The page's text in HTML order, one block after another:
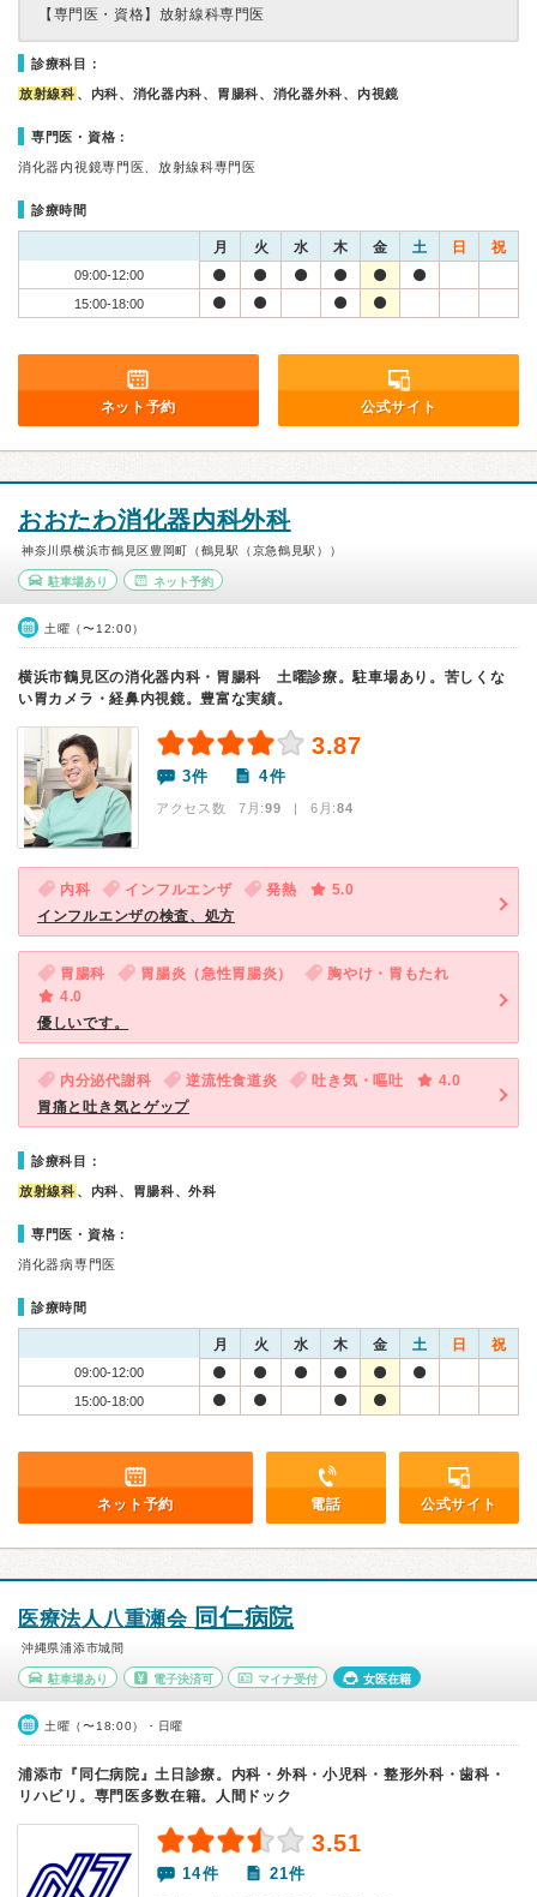
【専門医・資格】 放射線科専門医
診療科目：
放射線科 、内科、消化器内科、胃腸科、消化器外科、内視鏡
専門医・資格：
消化器内視鏡専門医、放射線科専門医
診療時間
月 火 水 木 金 土 日 祝
09:00-12:00
15:00-18:00
ネット予約 公式サイト
おおたわ消化器内科外科
神奈川県横浜市鶴見区豊岡町（鶴見駅（京急鶴見駅））
駐車場あり ネット予約
土曜（〜12:00）
横浜市鶴見区の消化器内科・胃腸科 土曜診療。駐車場あり。苦しくな
い胃カメラ・経鼻内視鏡。豊富な実績。
3.87
3件 4件
アクセス数 7月:99 | 6月:84
内科 インフルエンザ 発熱
5.0
インフルエンザの検査、処方
胃腸科 胃腸炎（急性胃腸炎）
胸やけ・胃もたれ
4.0
優しいです。
内分泌代謝科 逆流性食道炎 吐き気・嘔吐
4.0
胃痛と吐き気とゲップ
診療科目：
放射線科 、内科、胃腸科、外科
専門医・資格：
消化器病専門医
診療時間
月 火 水 木 金 土 日 祝
09:00-12:00
15:00-18:00
ネット予約 電話 公式サイト
医療法人八重瀬会 同仁病院
沖縄県浦添市城間
駐車場あり 電子決済可 マイナ受付 女医在籍
土曜（〜18:00）・日曜
浦添市『同仁病院』土日診療。内科・外科・小児科・整形外科・歯科・
リハビリ。専門医多数在籍。人間ドック
3.51
14件 21件